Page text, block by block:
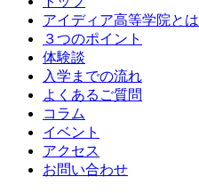
アイディア高等学院とは
３つのポイント
体験談
入学までの流れ
よくあるご質問
コラム
イベント
アクセス
お問い合わせ